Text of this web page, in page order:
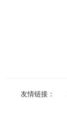
友情链接：